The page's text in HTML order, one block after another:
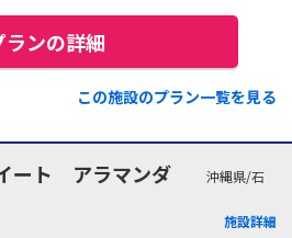
ランの詳細
この施設のプラン一覧を見る
ート アラマンダ
沖縄県/石
施設詳細